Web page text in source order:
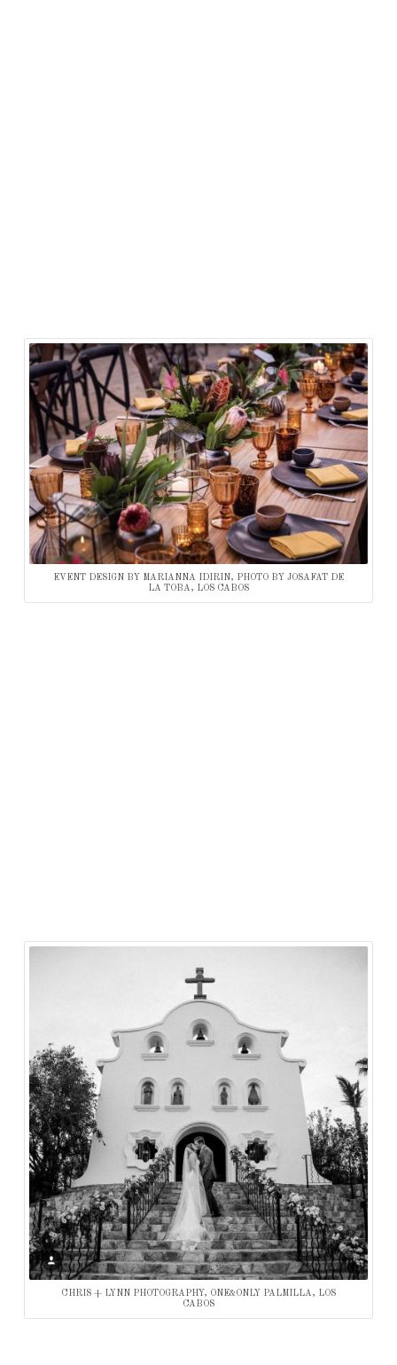
EVENT DESIGN BY MARIANNA IDIRIN, PHOTO BY JOSAFAT DE
LA TOBA, LOS CABOS
CHRIS + LYNN PHOTOGRAPHY, ONE&ONLY PALMILLA, LOS
CABOS